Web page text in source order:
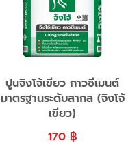
ปูนจิงโจ้เขียว กาวซีเมนต์
มาตรฐานระดับสากล (จิงโจ้
เขียว)
170 ฿